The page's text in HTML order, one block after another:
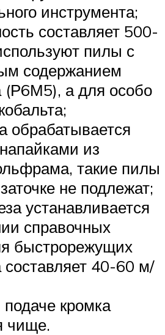
инструмента;
составляет 500-
пилы с
содержанием
(Р6М5), а для особо
обрабатывается
из
такие пилы
не подлежат;
устанавливается
справочных
быстрорежущих
составляет 40-60 м/
кромка
чище.